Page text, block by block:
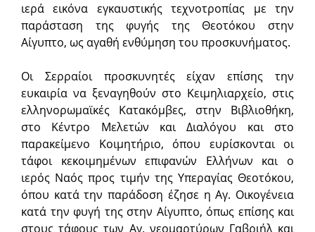
ιερά εικόνα εγκαυστικής τεχνοτροπίας με την
παράσταση της φυγής της Θεοτόκου στην
Αίγυπτο, ως αγαθή ενθύμηση του προσκυνήματος.
Οι Σερραίοι προσκυνητές είχαν επίσης την
ευκαιρία να ξεναγηθούν στο Κειμηλιαρχείο, στις
ελληνορωμαϊκές Κατακόμβες, στην Βιβλιοθήκη,
στο Κέντρο Μελετών και Διαλόγου και στο
παρακείμενο Κοιμητήριο, όπου ευρίσκονται οι
τάφοι κεκοιμημένων επιφανών Ελλήνων και ο
ιερός Ναός προς τιμήν της Υπεραγίας Θεοτόκου,
όπου κατά την παράδοση έζησε η Αγ. Οικογένεια
κατά την φυγή της στην Αίγυπτο, όπως επίσης και
στους τάφους των Αγ. νεομαρτύρων Γαβριήλ και